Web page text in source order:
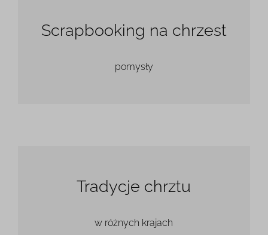
Scrapbooking na chrzest
pomysły
Tradycje chrztu
w różnych krajach